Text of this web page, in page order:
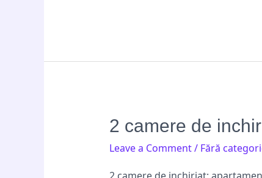
2 camere de
Leave a Comment/ Fără
2
de
inchiriat: